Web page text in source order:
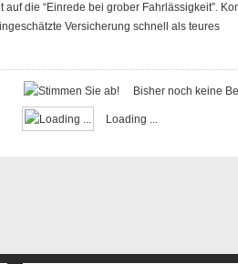
die “Einrede bei grober Fahrlässigkeit”.
Versicherung schnell als teures
Bisher noch keine
Loading ...